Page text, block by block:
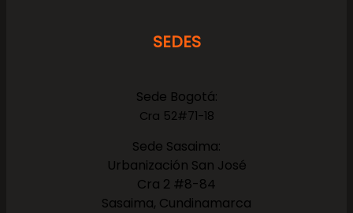
SEDES
Sede Bogotá:
Cra 52#71-18
Sede Sasaima:
Urbanización San José
Cra 2 #8-84
Sasaima, Cundinamarca